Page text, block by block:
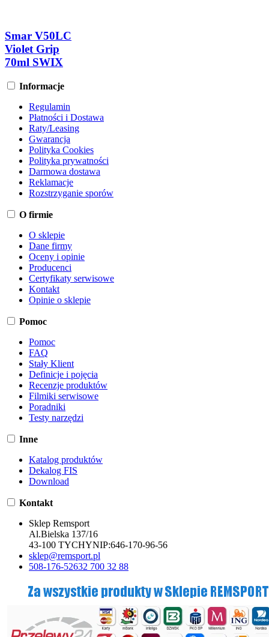
Smar V50LC
Violet Grip
70ml SWIX
Informacje
Regulamin
Płatności i Dostawa
Raty/Leasing
Gwarancja
Polityka Cookies
Polityka prywatności
Darmowa dostawa
Reklamacje
Rozstrzyganie sporów
O firmie
O sklepie
Dane firmy
Oceny i opinie
Producenci
Certyfikaty serwisowe
Kontakt
Opinie o sklepie
Pomoc
Pomoc
FAQ
Stały Klient
Definicje i pojęcia
Recenzje produktów
Filmiki serwisowe
Poradniki
Testy narzędzi
Inne
Katalog produktów
Dekalog FIS
Download
Kontakt
Sklep Remsport
Al.Bielska 137/16
43-100 TYCHYNIP:646-170-96-56
sklep@remsport.pl
508-176-52632 700 32 88